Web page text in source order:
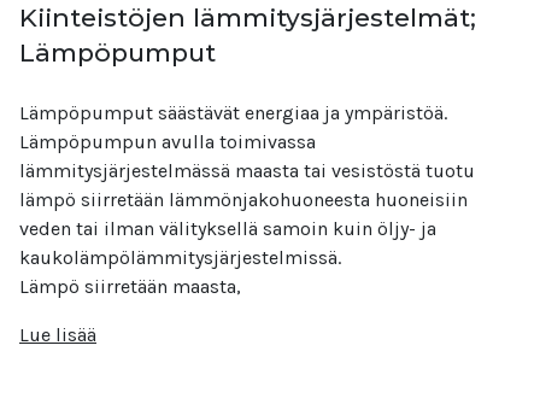
Kiinteistöjen lämmitysjärjestelmät;
Lämpöpumput
Lämpöpumput säästävät energiaa ja ympäristöä.
Lämpöpumpun avulla toimivassa
lämmitysjärjestelmässä maasta tai vesistöstä tuotu
lämpö siirretään lämmönjakohuoneesta huoneisiin
veden tai ilman välityksellä samoin kuin öljy- ja
kaukolämpölämmitysjärjestelmissä.
Lämpö siirretään maasta,
Lue lisää